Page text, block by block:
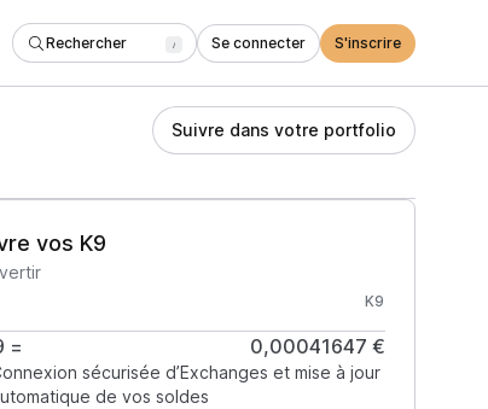
Rechercher / Se connecter S'inscrire
Suivre dans votre portfolio
vos K9
K9
= 0,00041647 €
sécurisée d’Exchanges et mise à jour
de vos soldes